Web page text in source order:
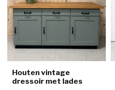
Houten vintage
dressoir met lades